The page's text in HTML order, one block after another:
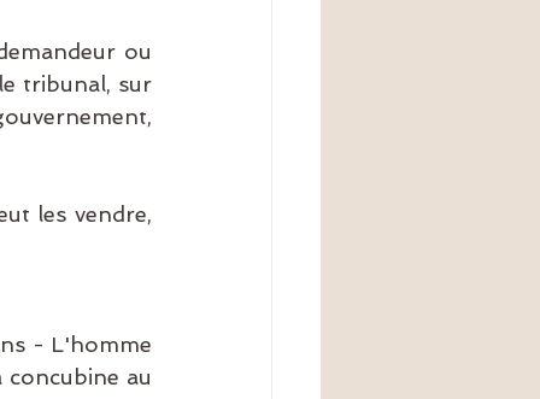
ou
tribunal, sur
les vendre,
- L'homme
concubine au